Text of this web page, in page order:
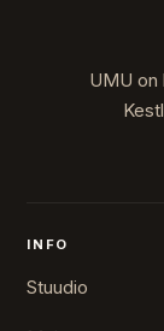
UMU on
INFO
Stuudio